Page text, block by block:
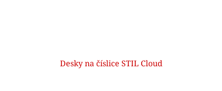
Desky na číslice STIL Cloud